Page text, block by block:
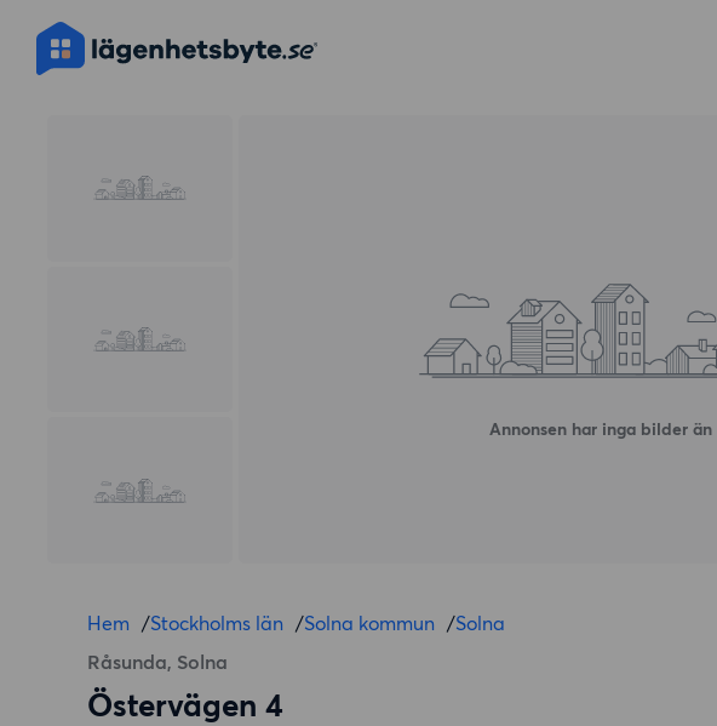
Annonsen har inga bilder än
Hem /Stockholms län /Solna kommun /Solna
Råsunda, Solna
Östervägen 4